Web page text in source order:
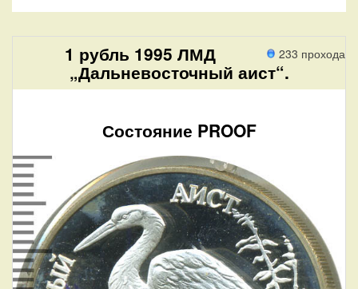
233 прохода
1 рубль 1995 ЛМД
„Дальневосточный аист“.
Состояние PROOF